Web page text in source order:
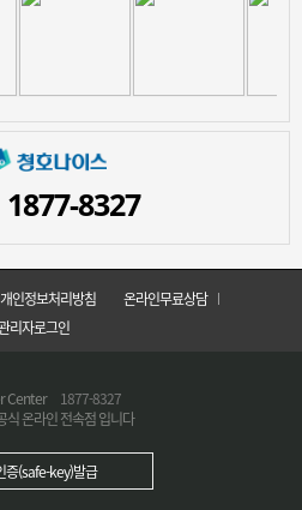
1877-8327
개인정보처리방침
온라인무료상담
리자로그인
Center 1877-8327
식 온라인 전속점 입니다
증(safe-key)발급